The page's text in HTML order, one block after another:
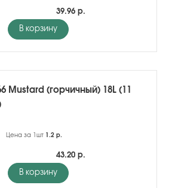
39.96 р.
В корзину
Mustard (горчичный) 18L (11
Цена за 1шт 1.2 р.
43.20 р.
В корзину